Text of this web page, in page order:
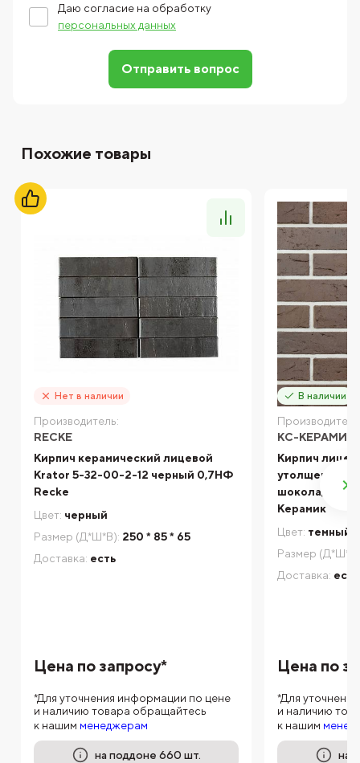
Даю согласие на обработку
персональных данных
Отправить вопрос
Похожие товары
Нет в наличии
Производитель:
RECKE
Кирпич керамический лицевой
Krator 5-32-00-2-12 черный 0,7НФ
Recke
Цвет: черный
Размер (Д*Ш*В): 250 * 85 * 65
Доставка: есть
Цена по запросу*
*Для уточнения информации по цене
и наличию товара обращайтесь
к нашим менеджерам
на поддоне 660 шт.
В наличии
КС-КЕРАМИК
Кирпич
утолщенной
шоколад
Керамик
Цвет: темный
Размер
Доставка: есть
Цена по
*Для
и наличию
к нашим
на